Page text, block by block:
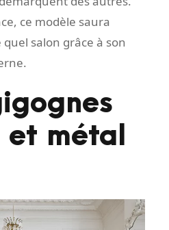
ce modèle saura
quel salon grâce à son
métal